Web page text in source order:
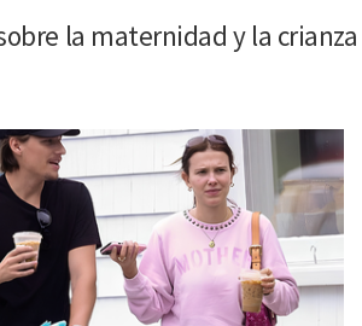
la maternidad y la crianza